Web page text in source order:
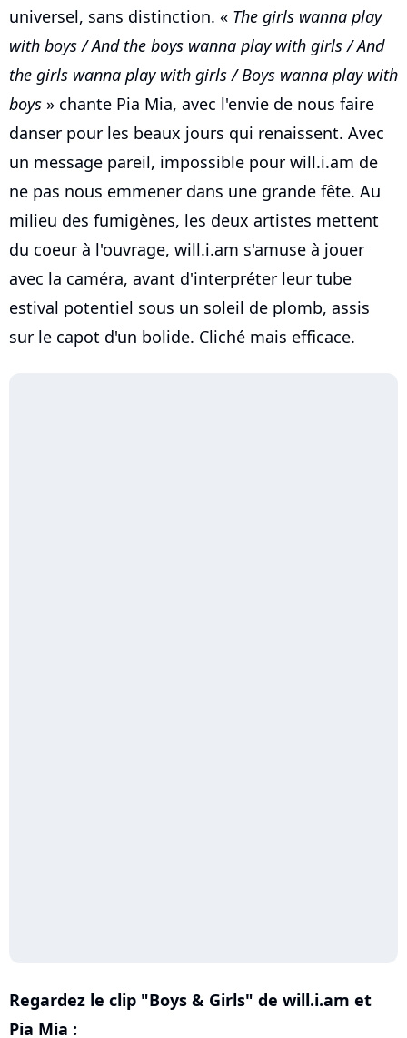
universel, sans distinction. « The girls wanna play
with boys / And the boys wanna play with girls / And
the girls wanna play with girls / Boys wanna play with
boys » chante Pia Mia, avec l'envie de nous faire
danser pour les beaux jours qui renaissent. Avec
un message pareil, impossible pour will.i.am de
ne pas nous emmener dans une grande fête. Au
milieu des fumigènes, les deux artistes mettent
du coeur à l'ouvrage, will.i.am s'amuse à jouer
avec la caméra, avant d'interpréter leur tube
estival potentiel sous un soleil de plomb, assis
sur le capot d'un bolide. Cliché mais efficace.
Regardez le clip "Boys & Girls" de will.i.am et
Pia Mia :